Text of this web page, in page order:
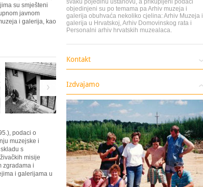
su smješteni
javnom
i galerija, kao
podaci o
muzejske i
s
misije
zgradama i
i galerijama u
svaku pojedinu ustanovu, a prikupljeni podaci
objedinjeni su po temama pa Arhiv muzeja i
galerija obuhvaća nekoliko cjelina: Arhiv Muzeja i
galerija u Hrvatskoj, Arhiv Domovinskog rata i
Personalni arhiv hrvatskih muzealaca.
Kontakt
Izdvajamo